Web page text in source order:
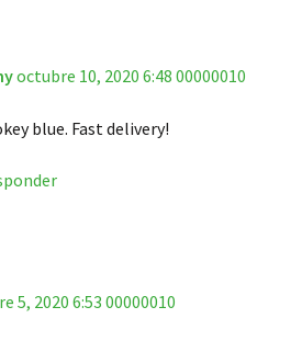
octubre 10, 2020 6:48 00000010
blue. Fast delivery!
5, 2020 6:53 00000010